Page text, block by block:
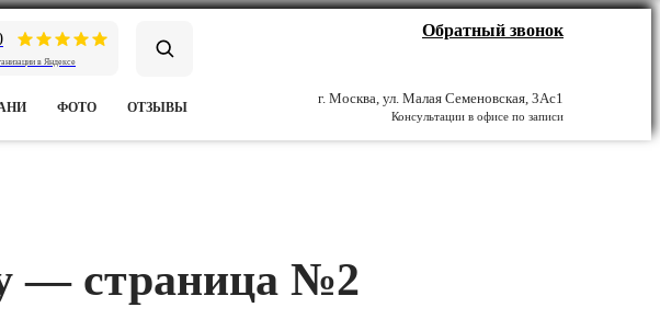
в Яндексе
Обратный звонок
ФОТО ОТЗЫВЫ
г. Москва, ул. Малая Семеновская, 3Ас1
Консультации в офисе по записи
— страница №2